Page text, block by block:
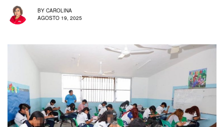
BY CAROLINA
AGOSTO 19, 2025